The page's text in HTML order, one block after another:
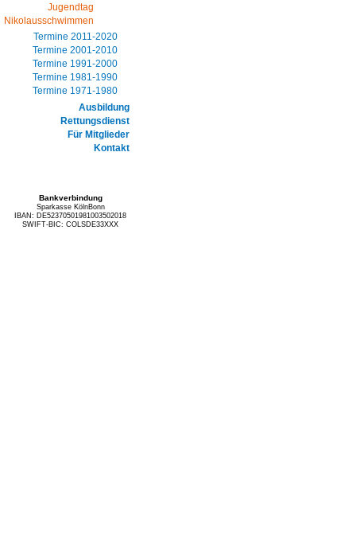
Jugendtag
Nikolausschwimmen
Termine 2011-2020
Termine 2001-2010
Termine 1991-2000
Termine 1981-1990
Termine 1971-1980
Ausbildung
Rettungsdienst
Für Mitglieder
Kontakt
Bankverbindung
Sparkasse KölnBonn
IBAN: DE52370501981003502018
SWIFT-BIC: COLSDE33XXX